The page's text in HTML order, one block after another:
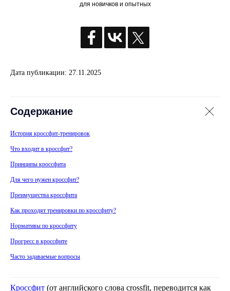
для новичков и опытных
Дата публикации: 27.11.2025
Содержание
История кроссфит-тренировок
Что входит в кроссфит?
Принципы кроссфита
Для чего нужен кроссфит?
Преимущества кроссфита
Как проходят тренировки по кроссфиту?
Нормативы по кроссфиту
Прогресс в кроссфите
Часто задаваемые вопросы
Кроссфит (от английского слова crossfit, переводится как